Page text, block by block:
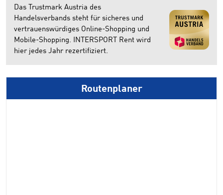
Das Trustmark Austria des
Handelsverbands steht für sicheres und
vertrauenswürdiges Online-Shopping und
Mobile-Shopping. INTERSPORT Rent wird
hier jedes Jahr rezertifiziert.
Routenplaner